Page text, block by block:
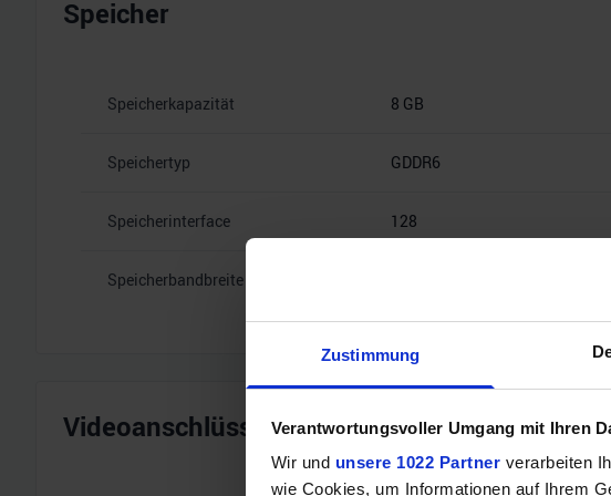
Zustimmung
Verantwortungsvoller Umgang mit Ihren
Wir und unsere 1022 Partner verarbeiten
wie Cookies, um Informationen auf Ihrem
Speicher
Speicherkapazität 8 GB
Speichertyp GDDR6
Speicherinterface 128
Speicherbandbreite
Videoanschlüsse